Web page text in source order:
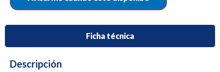
Ficha técnica
Descripción